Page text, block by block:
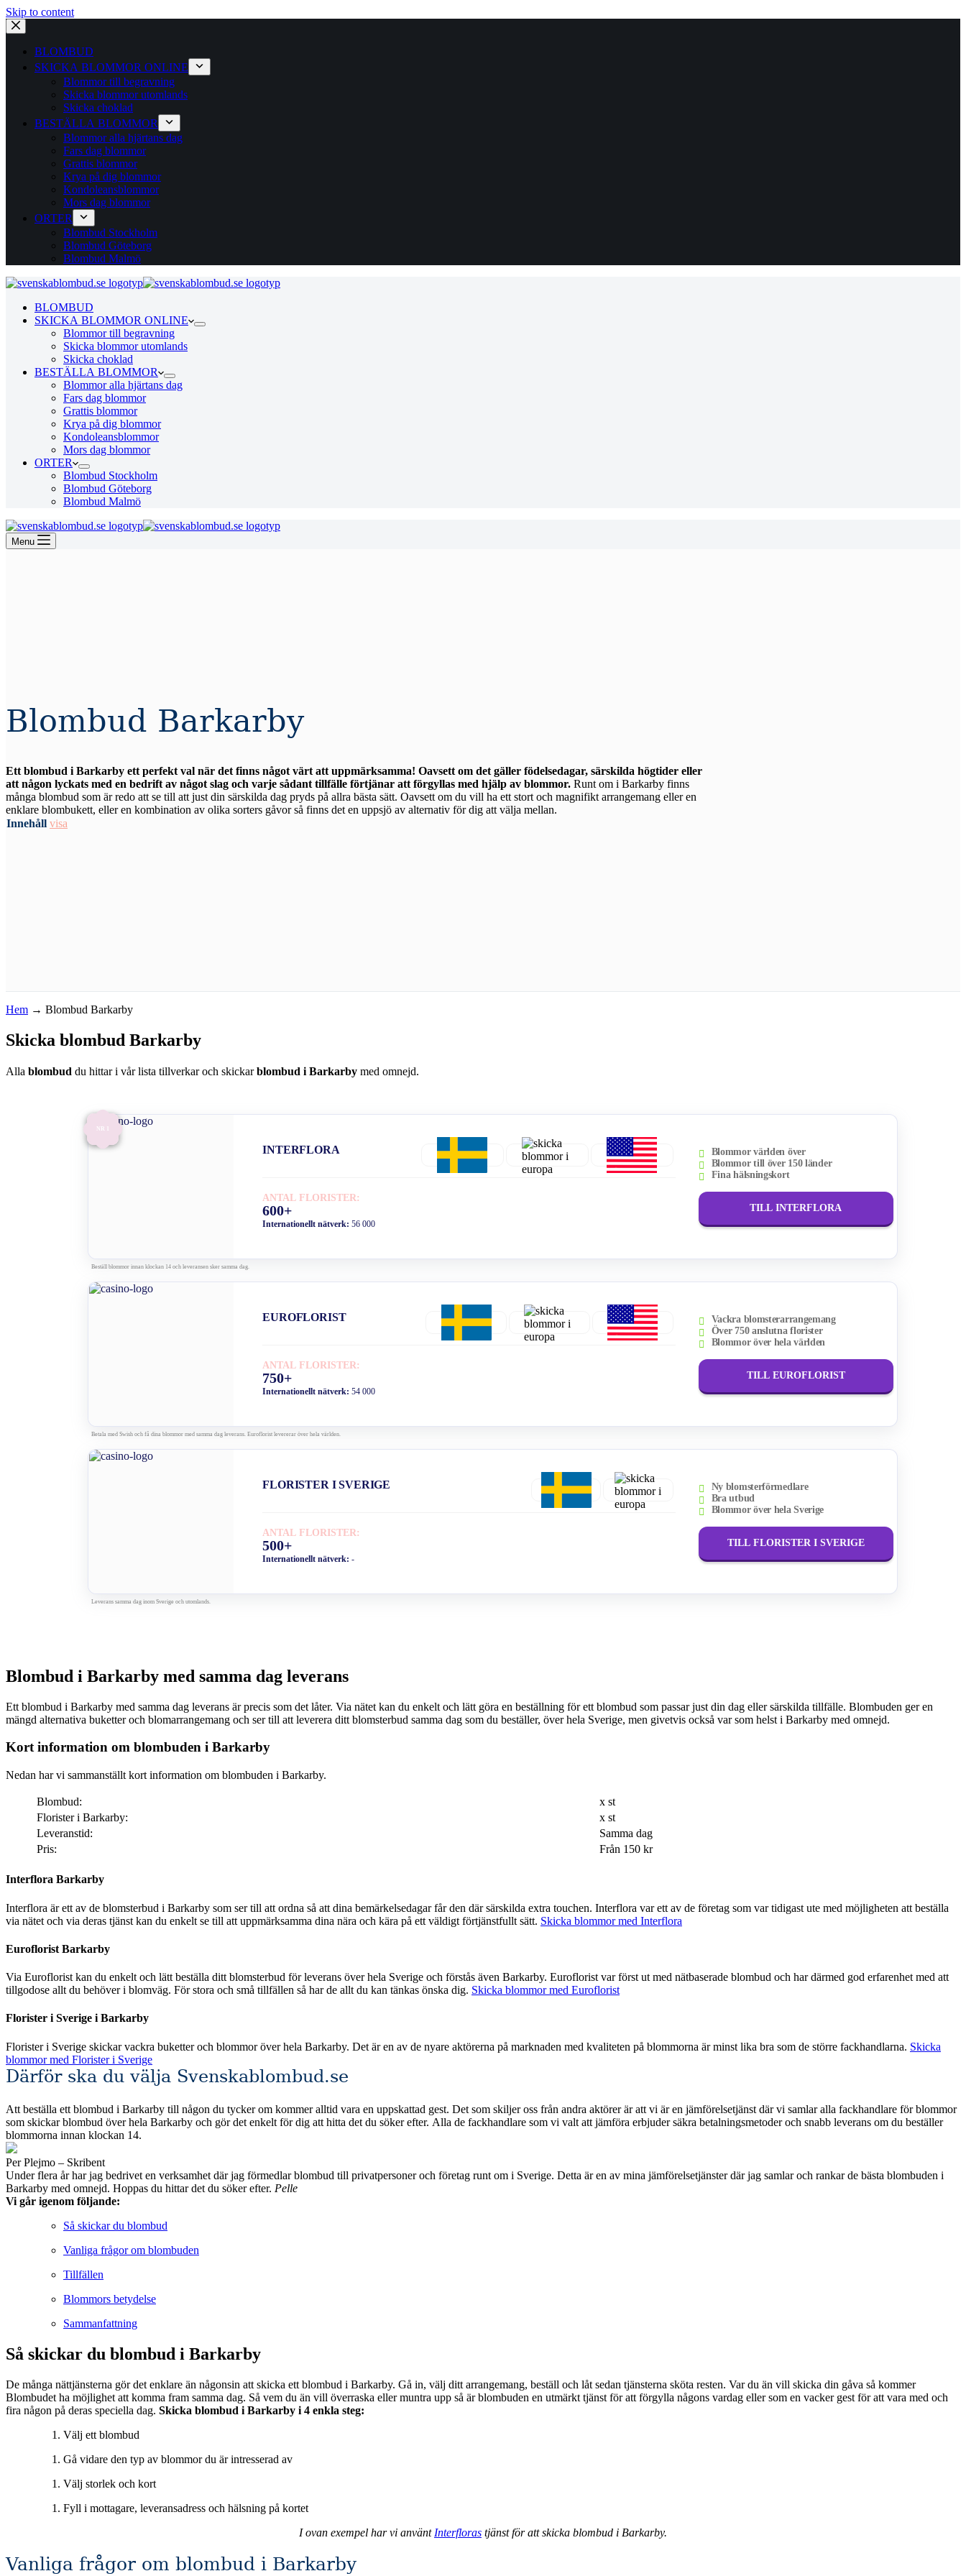
Skip to content
BLOMBUD
SKICKA BLOMMOR ONLINE
Blommor till begravning
Skicka blommor utomlands
Skicka choklad
BESTÄLLA BLOMMOR
Blommor alla hjärtans dag
Fars dag blommor
Grattis blommor
Krya på dig blommor
Kondoleansblommor
Mors dag blommor
ORTER
Blombud Stockholm
Blombud Göteborg
Blombud Malmö
BLOMBUD
SKICKA BLOMMOR ONLINE
Blommor till begravning
Skicka blommor utomlands
Skicka choklad
BESTÄLLA BLOMMOR
Blommor alla hjärtans dag
Fars dag blommor
Grattis blommor
Krya på dig blommor
Kondoleansblommor
Mors dag blommor
ORTER
Blombud Stockholm
Blombud Göteborg
Blombud Malmö
Menu
Blombud Barkarby
Ett blombud i Barkarby ett perfekt val när det finns något värt att uppmärksamma! Oavsett om det gäller födelsedagar, särskilda högtider eller
att någon lyckats med en bedrift av något slag och varje sådant tillfälle förtjänar att förgyllas med hjälp av blommor.
många blombud som är redo att se till att just din särskilda dag pryds på allra bästa sätt. Oavsett om du vill ha ett stort och magnifikt arrangemang eller en
enklare blombukett, eller en kombination av olika sorters gåvor så finns det en uppsjö av alternativ för dig att välja mellan.
Innehåll visa
Hem → Blombud Barkarby
Skicka blombud Barkarby
Alla blombud du hittar i vår lista tillverkar och skickarblombud i Barkarby med omnejd.
NR 1
INTERFLORA
ANTAL FLORISTER:
600+
Internationellt nätverk:56 000
Blommor världen över
Blommor till över 150 länder
Fina hälsningskort
TILL INTERFLORA
Beställ blommor innan klockan 14 och leveransen sker samma dag.
EUROFLORIST
ANTAL FLORISTER:
750+
Internationellt nätverk:54 000
Vackra blomsterarrangemang
Över 750 anslutna florister
Blommor över hela världen
TILL EUROFLORIST
Betala med Swish och få dina blommor med samma dag leverans. Euroflorist levererar över hela världen.
FLORISTER I SVERIGE
ANTAL FLORISTER:
500+
Internationellt nätverk:-
Ny blomsterförmedlare
Bra utbud
Blommor över hela Sverige
TILL FLORISTER I SVERIGE
Leverans samma dag inom Sverige och utomlands.
Blombud i Barkarby med samma dag leverans
Ett blombud i Barkarby med samma dag leverans är precis som det låter. Via nätet kan du enkelt och lätt göra en beställning för ett blombud som passar just din dag eller särskilda tillfälle. Blombuden ger en
mängd alternativa buketter och blomarrangemang och ser till att leverera ditt blomsterbud samma dag som du beställer, över hela Sverige, men givetvis också var som helst i Barkarby med omnejd.
Kort information om blombuden i Barkarby
Nedan har vi sammanställt kort information om blombuden i Barkarby.
Blombud:
x st
Florister i Barkarby:
x st
Leveranstid:
Samma dag
Pris:
Från 150 kr
Interflora Barkarby
Interflora är ett av de blomsterbud i Barkarby som ser till att ordna så att dina bemärkelsedagar får den där särskilda extra touchen. Interflora var ett av de företag som var tidigast ute med möjligheten att beställa
via nätet och via deras tjänst kan du enkelt se till att uppmärksamma dina nära och kära på ett väldigt förtjänstfullt sätt. Skicka blommor med Interflora
Euroflorist Barkarby
Via Euroflorist kan du enkelt och lätt beställa ditt blomsterbud för leverans över hela Sverige och förstås även Barkarby. Euroflorist var först ut med nätbaserade blombud och har därmed god erfarenhet med att
tillgodose allt du behöver i blomväg. För stora och små tillfällen så har de allt du kan tänkas önska dig. Skicka blommor med Euroflorist
Florister i Sverige i Barkarby
Florister i Sverige skickar vackra buketter och blommor över hela Barkarby. Det är en av de nyare aktörerna på marknaden med kvaliteten på blommorna är minst lika bra som de större fackhandlarna. Skicka
blommor med Florister i Sverige
Därför ska du välja Svenskablombud.se
Att beställa ett blombud i Barkarby till någon du tycker om kommer alltid vara en uppskattad gest. Det som skiljer oss från andra aktörer är att vi är en jämförelsetjänst där vi samlar alla fackhandlare för blommor
som skickar blombud över hela Barkarby och gör det enkelt för dig att hitta det du söker efter. Alla de fackhandlare som vi valt att jämföra erbjuder säkra betalningsmetoder och snabb leverans om du beställer
blommorna innan klockan 14.
Per Plejmo – Skribent
Under flera år har jag bedrivet en verksamhet där jag förmedlar blombud till privatpersoner och företag runt om i Sverige. Detta är en av mina jämförelsetjänster där jag samlar och rankar de bästa blombuden i
Barkarby med omnejd. Hoppas du hittar det du söker efter. Pelle
Vi går igenom följande:
Så skickar du blombud
Vanliga frågor om blombuden
Tillfällen
Blommors betydelse
Sammanfattning
Så skickar du blombud i Barkarby
De många nättjänsterna gör det enklare än någonsin att skicka ett blombud i Barkarby. Gå in, välj ditt arrangemang, beställ och låt sedan tjänsterna sköta resten. Var du än vill skicka din gåva så kommer
Blombudet ha möjlighet att komma fram samma dag. Så vem du än vill överraska eller muntra upp så är blombuden en utmärkt tjänst för att förgylla någons vardag eller som en vacker gest för att vara med och
fira någon på deras speciella dag. Skicka blombud i Barkarby i 4 enkla steg:
Välj ett blombud
Gå vidare den typ av blommor du är intresserad av
Välj storlek och kort
Fyll i mottagare, leveransadress och hälsning på kortet
I ovan exempel har vi använt Interfloras tjänst för att skicka blombud i Barkarby.
Vanliga frågor om blombud i Barkarby